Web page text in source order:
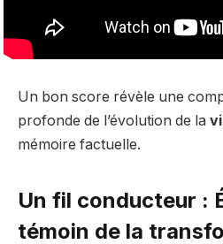
Un bon score révèle une
profonde de l’évolution de la
mémoire factuelle.
Un fil conducteur :
témoin de la